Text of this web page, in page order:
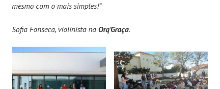
mesmo com o mais simples!”
Sofia Fonseca, violinista na Orq’Graça.